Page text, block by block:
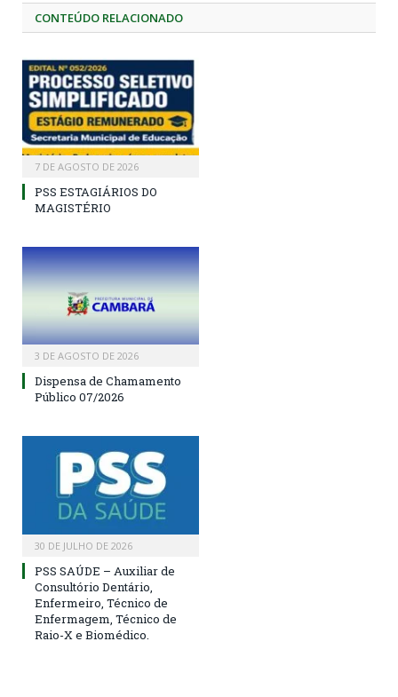
CONTEÚDO RELACIONADO
7 DE AGOSTO DE 2026
PSS ESTAGIÁRIOS DO
MAGISTÉRIO
3 DE AGOSTO DE 2026
Dispensa de Chamamento
Público 07/2026
30 DE JULHO DE 2026
PSS SAÚDE – Auxiliar de
Consultório Dentário,
Enfermeiro, Técnico de
Enfermagem, Técnico de
Raio-X e Biomédico.